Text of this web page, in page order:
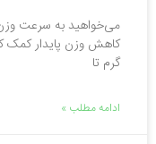
می‌خواهید به سرعت
گرم تا
ادامه مطلب »